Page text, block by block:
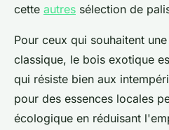
cette autres sélection de
Pour ceux qui souhaitent
classique, le bois exotique
qui résiste bien aux
pour des essences locales
écologique en réduisant